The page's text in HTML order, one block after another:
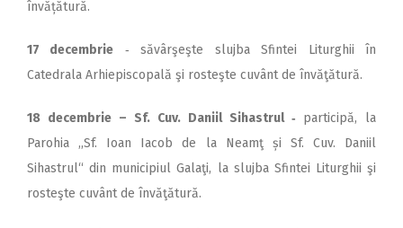
învățătură.
17 decembrie ‑ săvârşeşte slujba Sfintei Liturghii în
Catedrala Arhiepiscopală şi rosteşte cuvânt de învăţătură.
18 decembrie – Sf. Cuv. Daniil Sihastrul ‑ participă, la
Parohia ,,Sf. Ioan Iacob de la Neamţ și Sf. Cuv. Daniil
Sihastrul“ din municipiul Galaţi, la slujba Sfintei Liturghii şi
rosteşte cuvânt de învăţătură.